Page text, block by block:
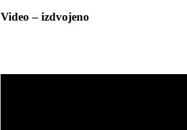
Video – izdvojeno